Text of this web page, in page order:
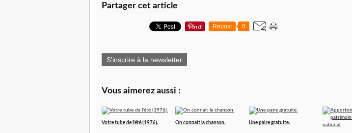
Partager cet article
Repost 0
S'inscrire à la newsletter
Vous aimerez aussi :
Votre tube de l'été (1976). On connait la chanson. Une paire gratuite.